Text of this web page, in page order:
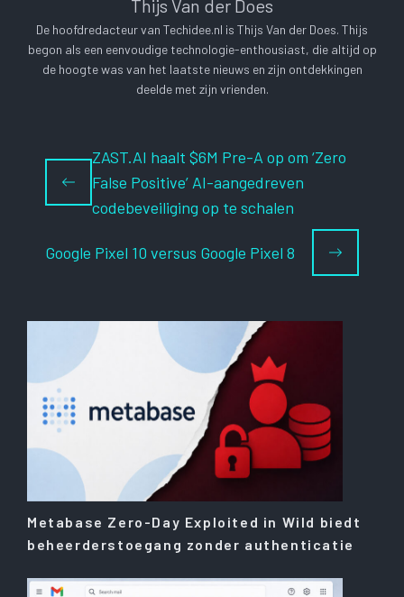
Thijs Van der Does
De hoofdredacteur van Techidee.nl is Thijs Van der Does. Thijs
begon als een eenvoudige technologie-enthousiast, die altijd op
de hoogte was van het laatste nieuws en zijn ontdekkingen
deelde met zijn vrienden.
ZAST.AI haalt $6M Pre-A op om ‘Zero
False Positive’ AI-aangedreven
codebeveiliging op te schalen
Google Pixel 10 versus Google Pixel 8
Metabase Zero-Day Exploited in Wild biedt
beheerderstoegang zonder authenticatie